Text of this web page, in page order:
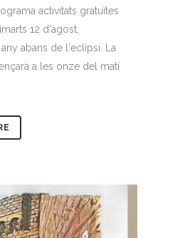
activitats gratuïtes
12 d'agost,
abans de l'eclipsi. La
a les onze del matí